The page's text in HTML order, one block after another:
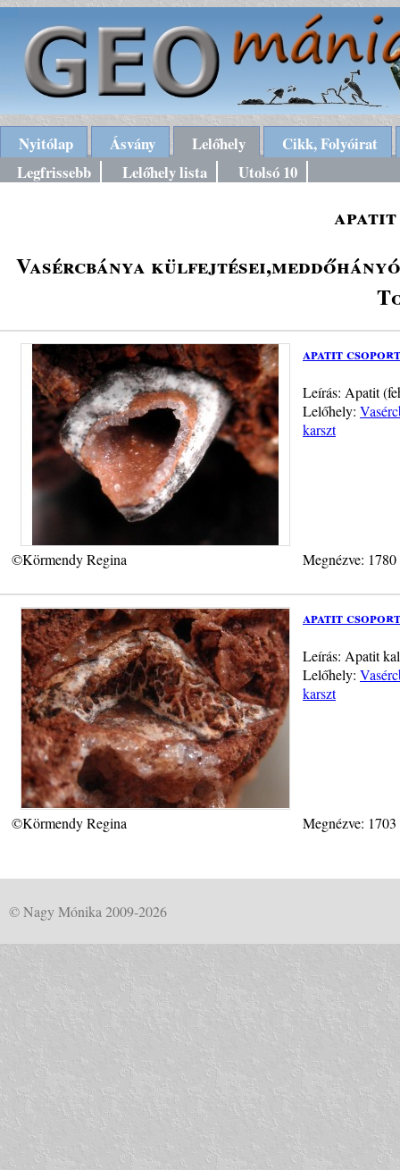
Nyitólap Ásvány Lelőhely
Cikk, Folyóirat
Legfrissebb
Lelőhely lista Utolsó 10
Vasércbánya
apatit csoport
Leírás: Apatit
Lelőhely:
karszt
©Körmendy Regina Megnézve:
apatit csoport
Leírás: Apatit
Lelőhely:
karszt
©Körmendy Regina Megnézve:
© Nagy Mónika 2009-2026